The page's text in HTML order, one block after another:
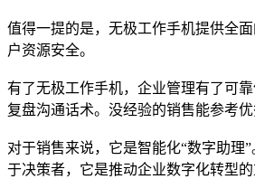
值得一提的是，无极工作手机提供全
户资源安全。
有了无极工作手机，企业管理有了可
复盘沟通话术。没经验的销售能参考
对于销售来说，它是智能化“数字助理
于决策者，它是推动企业数字化转型